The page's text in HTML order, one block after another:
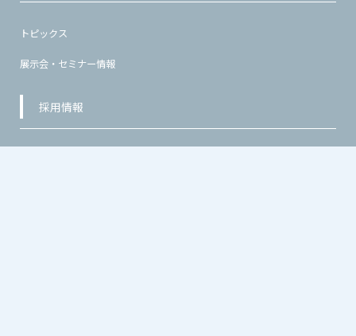
トピックス
展示会・セミナー情報
採用情報